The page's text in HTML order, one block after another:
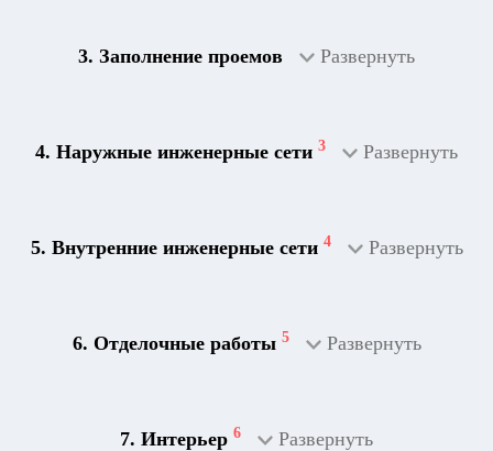
3. Заполнение проемов Развернуть
4. Наружные инженерные сети 3 Развернуть
5. Внутренние инженерные сети 4 Развернуть
6. Отделочные работы 5 Развернуть
7. Интерьер 6 Развернуть